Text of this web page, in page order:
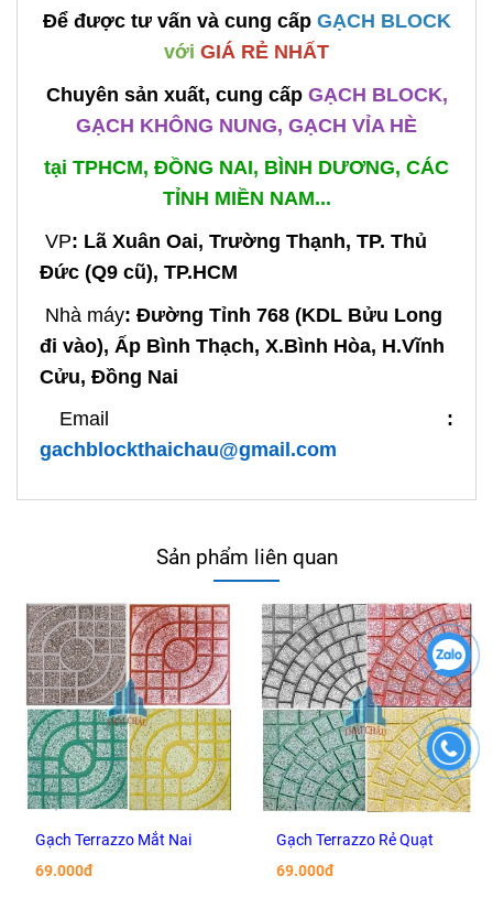
Để được tư vấn và cung cấp GẠCH BLOCK
với GIÁ RẺ NHẤT
Chuyên sản xuất, cung cấp GẠCH BLOCK,
GẠCH KHÔNG NUNG, GẠCH VỈA HÈ
tại TPHCM, ĐỒNG NAI, BÌNH DƯƠNG, CÁC
TỈNH MIỀN NAM...
VP: Lã Xuân Oai, Trường Thạnh, TP. Thủ
Đức (Q9 cũ), TP.HCM
Nhà máy: Đường Tỉnh 768 (KDL Bửu Long
đi vào), Ấp Bình Thạch, X.Bình Hòa, H.Vĩnh
Cửu, Đồng Nai
Email
:
gachblockthaichau@gmail.com
Sản phẩm liên quan
Gạch Terrazzo Mắt Nai
69.000đ
Gạch Terrazzo Rẻ Quạt
69.000đ